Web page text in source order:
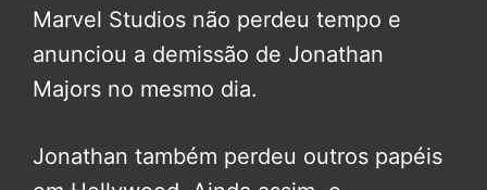
Marvel Studios não perdeu tempo e
anunciou a demissão de Jonathan
Majors no mesmo dia.
Jonathan também perdeu outros papéis